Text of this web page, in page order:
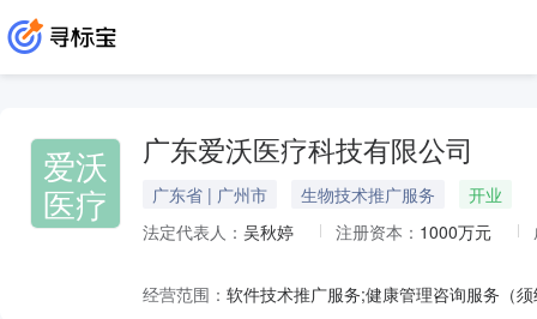
爱沃
医疗
广东爱沃医疗科技有限公司
广东省 | 广州市 生物技术推广服务
开业
法定代表人： 吴秋婷 注册资本： 1000万元
经营范围：